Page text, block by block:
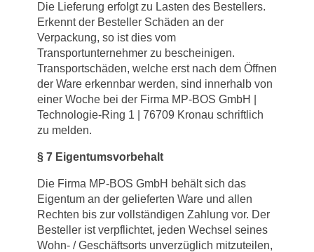
Die Lieferung erfolgt zu Lasten des Bestellers.
Erkennt der Besteller Schäden an der
Verpackung, so ist dies vom
Transportunternehmer zu bescheinigen.
Transportschäden, welche erst nach dem Öffnen
der Ware erkennbar werden, sind innerhalb von
einer Woche bei der Firma MP-BOS GmbH |
Technologie-Ring 1 | 76709 Kronau schriftlich
zu melden.
§ 7 Eigentumsvorbehalt
Die Firma MP-BOS GmbH behält sich das
Eigentum an der gelieferten Ware und allen
Rechten bis zur vollständigen Zahlung vor. Der
Besteller ist verpflichtet, jeden Wechsel seines
Wohn- / Geschäftsorts unverzüglich mitzuteilen,